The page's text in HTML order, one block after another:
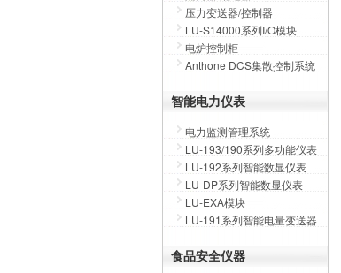
压力变送器/控制器
LU-S14000系列I/O模块
电炉控制柜
Anthone DCS集散控制系统
智能电力仪表
电力监测管理系统
LU-193/190系列多功能仪表
LU-192系列智能数显仪表
LU-DP系列智能数显仪表
LU-EXA模块
LU-191系列智能电量变送器
食品安全仪器